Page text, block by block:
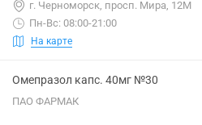
г. Черноморск, просп. Мира, 12М
Пн-Вс: 08:00-21:00
На карте
Омепразол капс. 40мг №30
ПАО ФАРМАК